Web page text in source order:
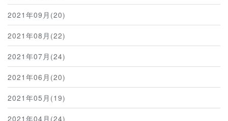
2021年09月(20)
2021年08月(22)
2021年07月(24)
2021年06月(20)
2021年05月(19)
2021年04月(24)